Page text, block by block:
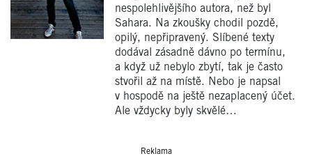
nespolehlivějšího autora, než byl
Sahara. Na zkoušky chodil pozdě,
opilý, nepřipravený. Slíbené texty
dodával zásadně dávno po termínu,
a když už nebylo zbytí, tak je často
stvořil až na místě. Nebo je napsal
v hospodě na ještě nezaplacený účet.
Ale vždycky byly skvělé…
Reklama